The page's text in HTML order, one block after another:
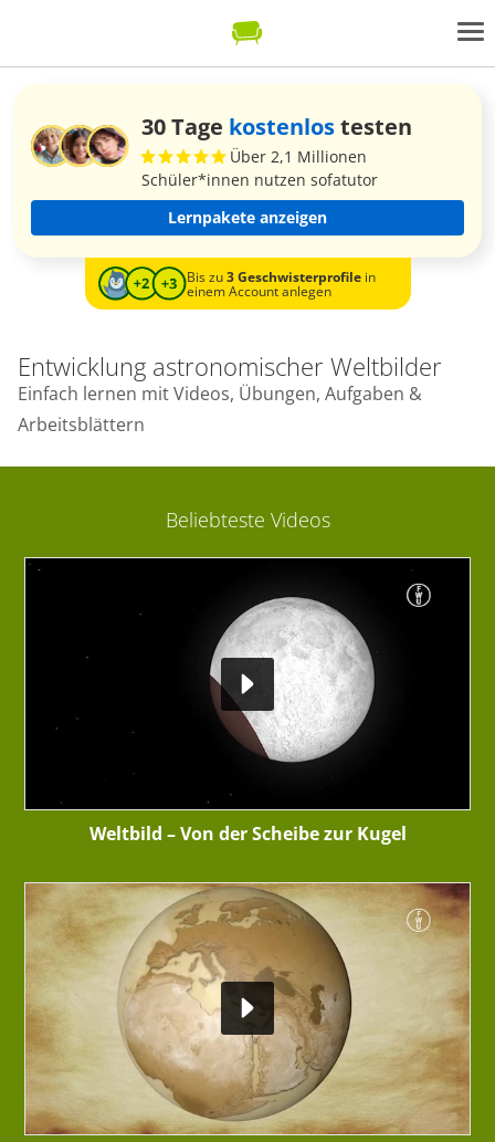
30 Tage kostenlostesten
Über 2,1 Millionen
Schüler*innen nutzen sofatutor
Lernpakete anzeigen
Bis zu3 Geschwisterprofilein
einem Account anlegen
Entwicklung astronomischer Weltbilder
Einfach lernen mit Videos, Übungen, Aufgaben &
Arbeitsblättern
Beliebteste Videos
Weltbild – Von der Scheibe zur Kugel